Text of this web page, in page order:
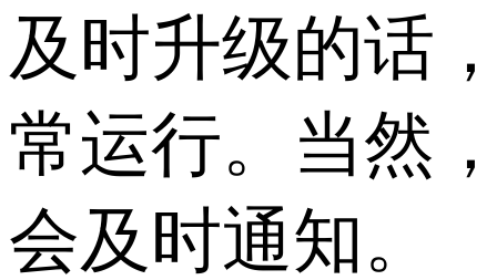
及时升级的话
常运行。当然
会及时通知。